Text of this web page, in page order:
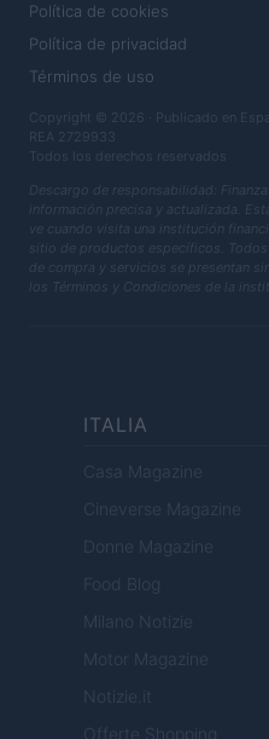
Política de cookies
Política de privacidad
Términos de uso
Copyright © 2026 · Publicado en
REA 2729933
Todos los derechos reservados
Descargo de responsabilidad:
información precisa y actualizada.
ve cuando visita una institución
sitio de productos específicos.
de compra y servicios se presentan
los Términos y Condiciones de la
ITALIA
Casa Magazine
Cineverse Magazine
Donne Magazine
Food Blog
Milano Notizie
Motor Magazine
Notizie.it
Offerte Shopping